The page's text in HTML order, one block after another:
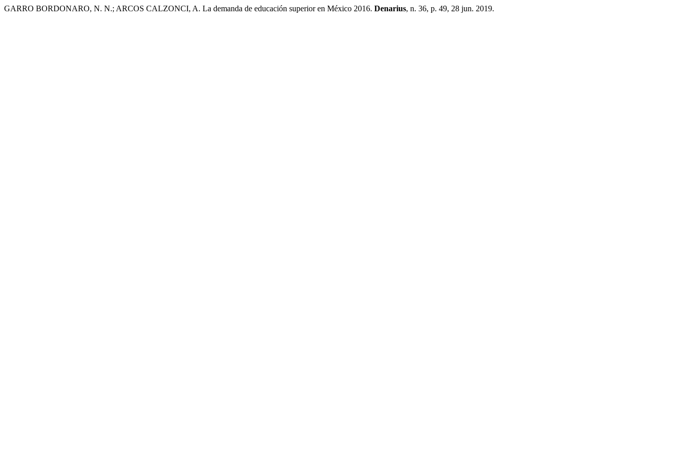
GARRO BORDONARO, N. N.; ARCOS CALZONCI, A. La demanda de educación superior en México 2016. Denarius, n. 36, p. 49, 28 jun. 2019.